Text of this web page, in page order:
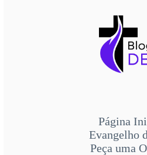
Página
Evangelho
Peça uma